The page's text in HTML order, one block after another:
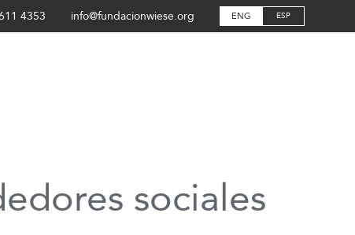
4353 info@fundacionwiese.org ENG ESP
sociales